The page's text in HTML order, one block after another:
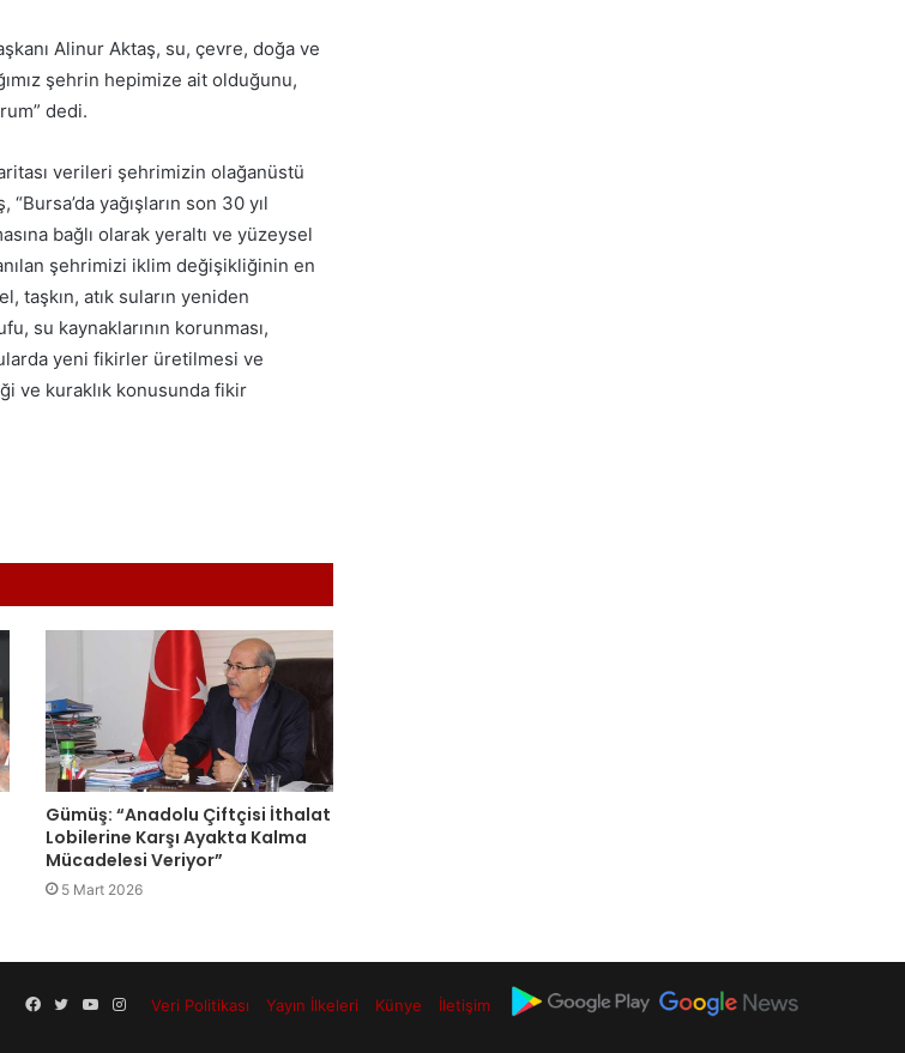
Alinur Aktaş, su, çevre, doğa ve
şehrin hepimize ait olduğunu,
dedi.
verileri şehrimizin olağanüstü
yağışların son 30 yıl
bağlı olarak yeraltı ve yüzeysel
şehrimizi iklim değişikliğinin en
taşkın, atık suların yeniden
su kaynaklarının korunması,
yeni fikirler üretilmesi ve
ve kuraklık konusunda fikir
Gümüş: “Anadolu Çiftçisi İthalat
Lobilerine Karşı Ayakta Kalma
Mücadelesi Veriyor”
5 Mart 2026
Veri Politikası Yayın İlkeleri Künye İletişim
Facebook
TwitterYouTube
Instagram